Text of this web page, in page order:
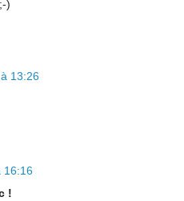
)
13:26
16:16
!